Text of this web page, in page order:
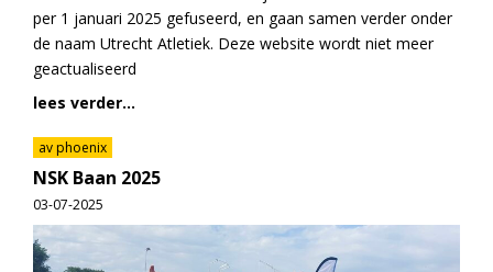
per 1 januari 2025 gefuseerd, en gaan samen verder onder
de naam Utrecht Atletiek. Deze website wordt niet meer
geactualiseerd
lees verder...
av phoenix
NSK Baan 2025
03-07-2025